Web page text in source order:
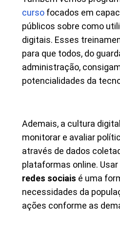
curso focados em
públicos sobre como
digitais. Esses
para que todos, do
administração,
potencialidades da
Ademais, a cultura
monitorar e avaliar
através de dados
plataformas online. Usar
redes sociais é uma
necessidades da
ações conforme as